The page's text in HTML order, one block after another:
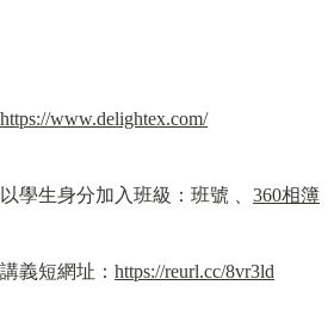
https://www.delightex.com/
以學生身分加入班級：班號 、 360相簿
講義短網址： https://reurl.cc/8vr3ld